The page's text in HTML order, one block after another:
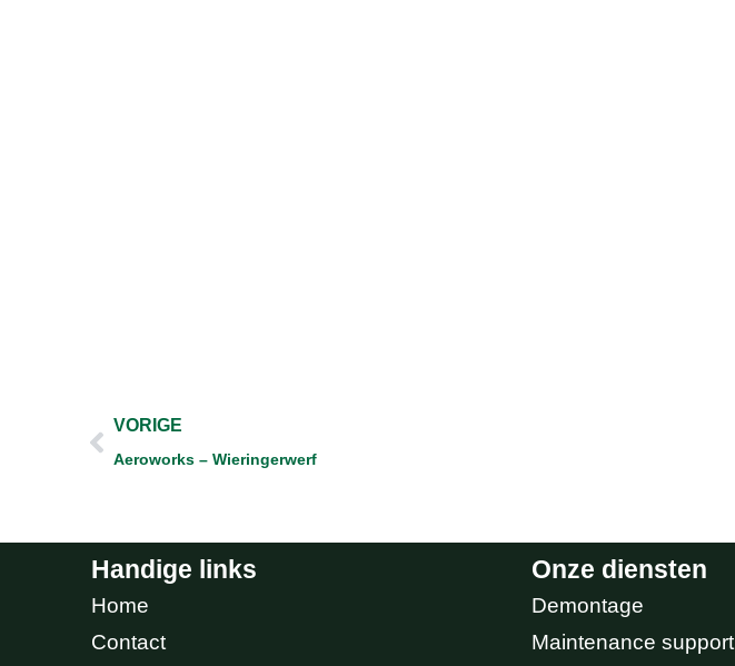
Prev
VORIGE
Aeroworks – Wieringerwerf
Handige links
Home
Contact
Onze diensten
Demontage
Maintenance support